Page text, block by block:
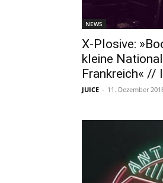
NEWS
X-Plosive:
kleine
Frankreich« //
JUICE - 11. Dezember